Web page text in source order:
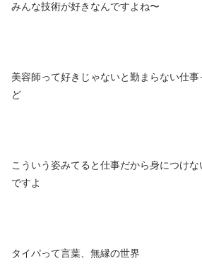
みんな技術が好きなんですよね〜
美容師って好きじゃないと勤まらない仕
ど
こういう姿みてると仕事だから身につけ
ですよ
タイパって言葉、無縁の世界